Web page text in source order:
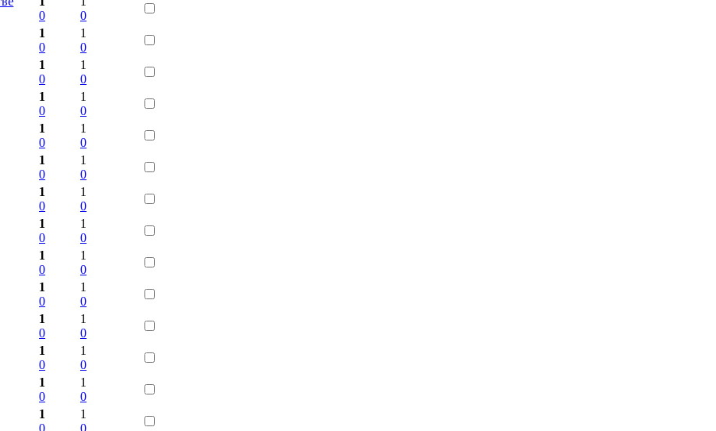
0
0
1
0
1
0
1
0
1
0
1
0
1
0
1
0
1
0
1
0
1
0
1
0
1
0
1
0
1
0
1
0
1
0
1
0
1
0
1
0
1
0
1
0
1
0
1
0
1
0
1
0
1
0